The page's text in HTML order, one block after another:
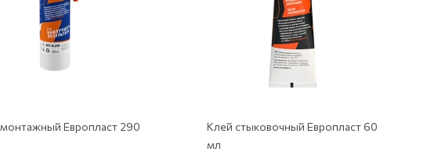
Европласт 290
Клей стыковочный Европласт 60
мл